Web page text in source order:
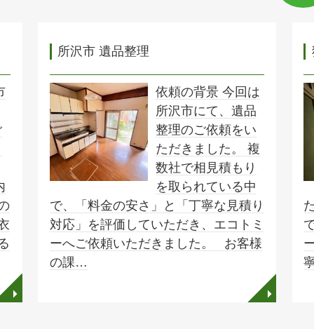
◥
所沢市 遺品整理
依頼の背景 今回は
所沢市にて、遺品
整理のご依頼をい
ただきました。 複
数社で相見積もり
を取られている中
で、「料金の安さ」と「丁寧な見積り
対応」を評価していただき、エコトミ
ーへご依頼いただきました。 お客様
の課…
◥